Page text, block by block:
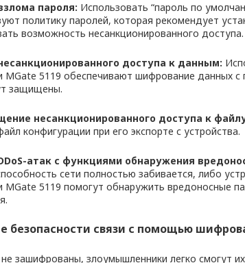
пароля: Использовать “пароль по
политику паролей, которая рекомендует
возможность несанкционированного доступа.
доступа к данным:
5119 обеспечивают шифрование данных
защищены.
несанкционированного доступа к
конфигурации при его экспорте с устройства.
атак с функциями обнаружения
сети полностью забивается, либо
5119 помогут обнаружить вредоносные
безопасности связи с помощью
зашифрованы, злоумышленники легко смогут